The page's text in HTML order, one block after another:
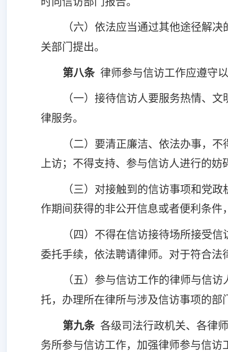
（六）依法应当通过其他途径解决
关部门提出。
第八条 律师参与信访工作应遵守
（一） 接待信访人要服务热情、文
律服务。
（二） 要清正廉洁、依法办事，不
上访；不得支持、参与信访人进行的妨
（三） 对接触到的信访事项和党政
作期间获得的非公开信息或者便利条
（四）不得在信访接待场所接受
委托手续，依法聘请律师。对于符合法
（五）参与信访工作的律师与信
托，办理所在律所与涉及信访事项的部
第九条 各级司法行政机关、各律
务所参与信访工作，加强律师参与信